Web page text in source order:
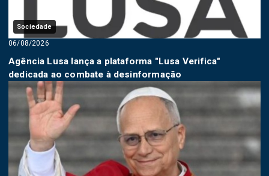
Sociedade
06/08/2026
Agência Lusa lança a plataforma "Lusa Verifica"
dedicada ao combate à desinformação